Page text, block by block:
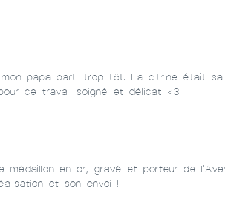
papa parti trop tôt. La citrine était sa
ce travail soigné et délicat <3
médaillon en or, gravé et porteur de
et son envoi !